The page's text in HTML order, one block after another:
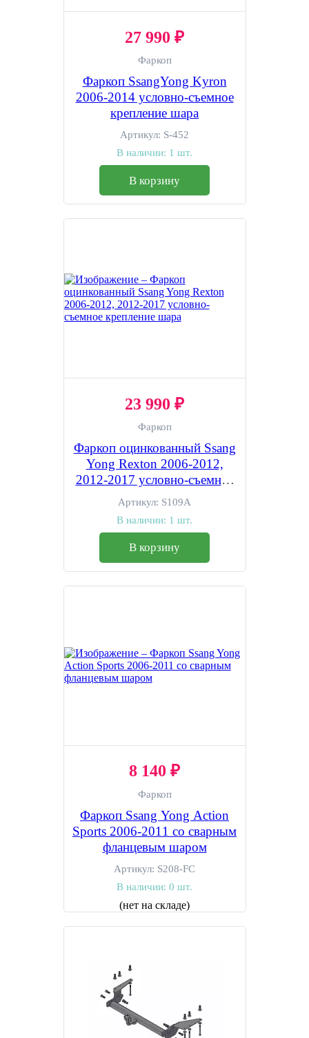
27 990 ₽
Фаркоп
Фаркоп SsangYong Kyron
2006-2014 условно-съемное
крепление шара
Артикул: S-452
В наличии: 1 шт.
В корзину
23 990 ₽
Фаркоп
Фаркоп оцинкованный Ssang
Yong Rexton 2006-2012,
2012-2017 условно-съемное
крепление шара
Артикул: S109A
В наличии: 1 шт.
В корзину
8 140 ₽
Фаркоп
Фаркоп Ssang Yong Action
Sports 2006-2011 со сварным
фланцевым шаром
Артикул: S208-FC
В наличии: 0 шт.
(нет на складе)